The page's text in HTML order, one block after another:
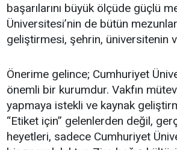
başarılarını büyük ölçüde güçlü
Üniversitesi’nin de bütün
geliştirmesi, şehrin, üniversitenin
Önerime gelince; Cumhuriyet
önemli bir kurumdur. Vakfın
yapmaya istekli ve kaynak
“Etiket için” gelenlerden değil,
heyetleri, sadece Cumhuriyet